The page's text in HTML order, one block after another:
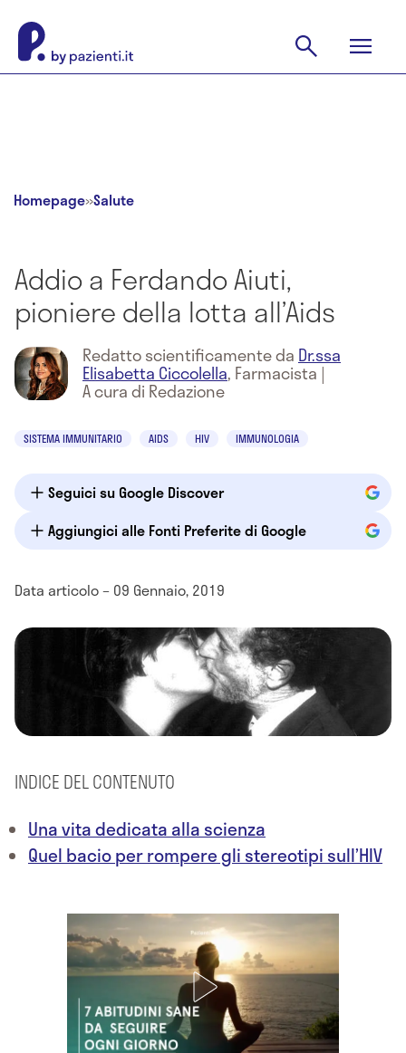
Homepage»Salute
Addio a Ferdando Aiuti,
pioniere della lotta all’Aids
Redatto scientificamente da Dr.ssa
Elisabetta Ciccolella, Farmacista |
A cura di Redazione
SISTEMA IMMUNITARIO AIDS HIV IMMUNOLOGIA
Seguici su Google Discover
Aggiungici alle Fonti Preferite di Google
Data articolo – 09 Gennaio, 2019
INDICE DEL CONTENUTO
Una vita dedicata alla scienza
Quel bacio per rompere gli stereotipi sull’HIV